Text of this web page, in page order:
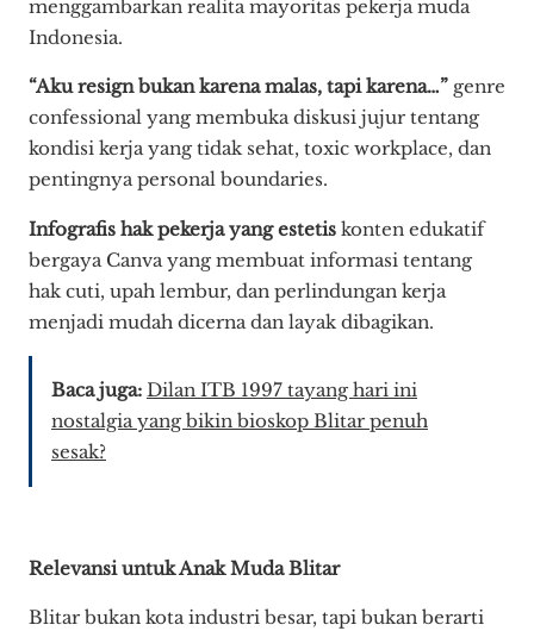
menggambarkan realita mayoritas pekerja muda
Indonesia.
“Aku resign bukan karena malas, tapi karena…” genre
confessional yang membuka diskusi jujur tentang
kondisi kerja yang tidak sehat, toxic workplace, dan
pentingnya personal boundaries.
Infografis hak pekerja yang estetis konten edukatif
bergaya Canva yang membuat informasi tentang
hak cuti, upah lembur, dan perlindungan kerja
menjadi mudah dicerna dan layak dibagikan.
Baca juga: Dilan ITB 1997 tayang hari ini
nostalgia yang bikin bioskop Blitar penuh
sesak?
Relevansi untuk Anak Muda Blitar
Blitar bukan kota industri besar, tapi bukan berarti